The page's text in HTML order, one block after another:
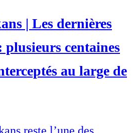
| Les dernières
plusieurs centaines
au large de